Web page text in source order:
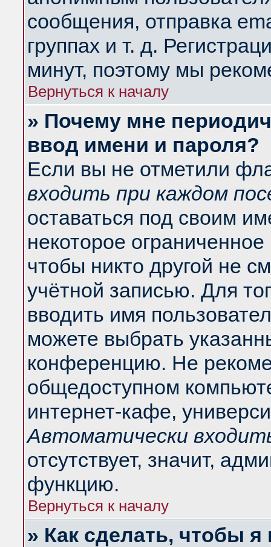
сообщения, отправка
группах и т. д.
минут, поэтому мы
Вернуться к началу
» Почему мне
ввод имени и пароля?
Если вы не отметили
входить при каждом
оставаться под своим
некоторое
чтобы никто другой не
учётной записью. Для
вводить имя
можете выбрать
конференцию. Не
общедоступном
интернет-кафе,
Автоматически
отсутствует, значит,
функцию.
Вернуться к началу
» Как сделать, чтобы